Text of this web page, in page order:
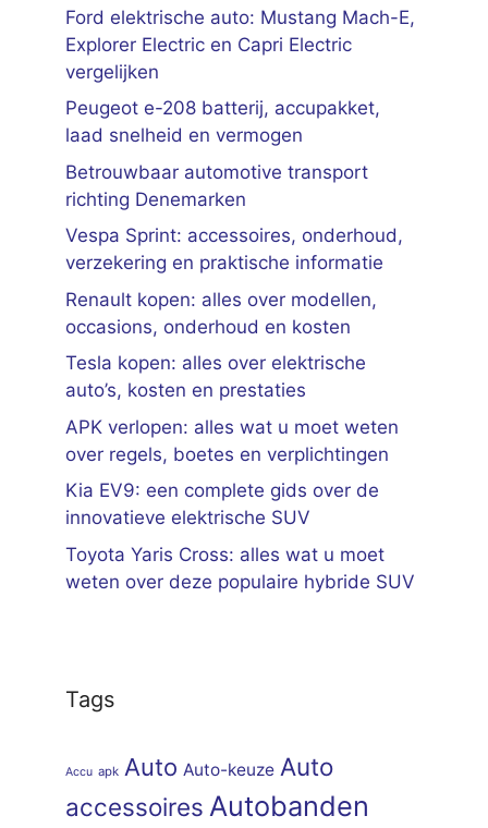
Ford elektrische auto: Mustang Mach-E,
Explorer Electric en Capri Electric
vergelijken
Peugeot e-208 batterij, accupakket,
laad snelheid en vermogen
Betrouwbaar automotive transport
richting Denemarken
Vespa Sprint: accessoires, onderhoud,
verzekering en praktische informatie
Renault kopen: alles over modellen,
occasions, onderhoud en kosten
Tesla kopen: alles over elektrische
auto’s, kosten en prestaties
APK verlopen: alles wat u moet weten
over regels, boetes en verplichtingen
Kia EV9: een complete gids over de
innovatieve elektrische SUV
Toyota Yaris Cross: alles wat u moet
weten over deze populaire hybride SUV
Tags
Accu apk Auto Auto-keuze Auto
accessoires Autobanden